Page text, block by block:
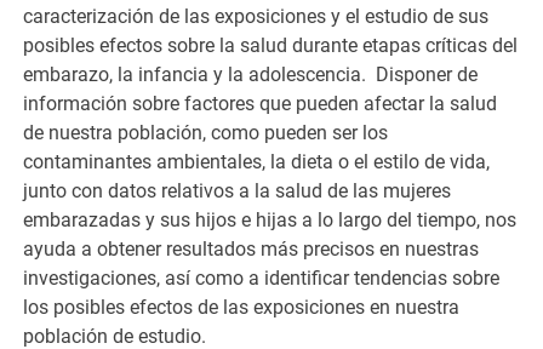
caracterización de las exposiciones y el estudio de sus
posibles efectos sobre la salud durante etapas críticas del
embarazo, la infancia y la adolescencia. Disponer de
información sobre factores que pueden afectar la salud
de nuestra población, como pueden ser los
contaminantes ambientales, la dieta o el estilo de vida,
junto con datos relativos a la salud de las mujeres
embarazadas y sus hijos e hijas a lo largo del tiempo, nos
ayuda a obtener resultados más precisos en nuestras
investigaciones, así como a identificar tendencias sobre
los posibles efectos de las exposiciones en nuestra
población de estudio.